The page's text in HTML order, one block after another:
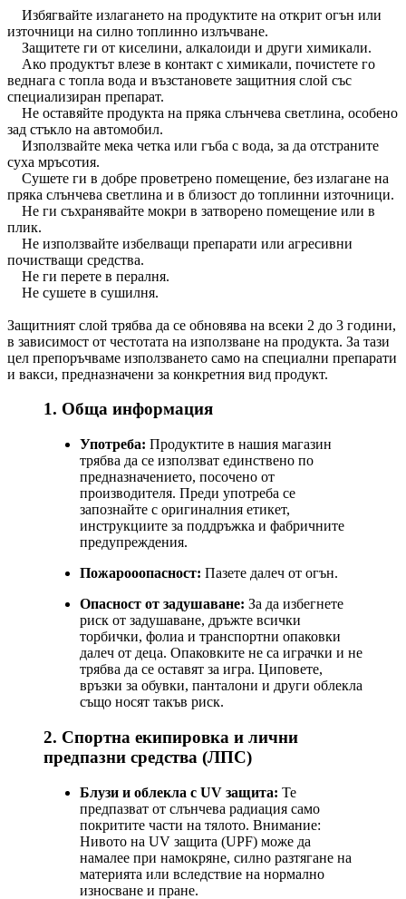
Избягвайте излагането на продуктите на открит огън или
източници на силно топлинно излъчване.
Защитете ги от киселини, алкалоиди и други химикали.
Ако продуктът влезе в контакт с химикали, почистете го
веднага с топла вода и възстановете защитния слой със
специализиран препарат.
Не оставяйте продукта на пряка слънчева светлина, особено
зад стъкло на автомобил.
Използвайте мека четка или гъба с вода, за да отстраните
суха мръсотия.
Сушете ги в добре проветрено помещение, без излагане на
пряка слънчева светлина и в близост до топлинни източници.
Не ги съхранявайте мокри в затворено помещение или в
плик.
Не използвайте избелващи препарати или агресивни
почистващи средства.
Не ги перете в пералня.
Не сушете в сушилня.
Защитният слой трябва да се обновява на всеки 2 до 3 години,
в зависимост от честотата на използване на продукта. За тази
цел препоръчваме използването само на специални препарати
и вакси, предназначени за конкретния вид продукт.
1. Обща информация
Употреба: Продуктите в нашия магазин
трябва да се използват единствено по
предназначението, посочено от
производителя. Преди употреба се
запознайте с оригиналния етикет,
инструкциите за поддръжка и фабричните
предупреждения.
Пожарооопасност: Пазете далеч от огън.
Опасност от задушаване: За да избегнете
риск от задушаване, дръжте всички
торбички, фолиа и транспортни опаковки
далеч от деца. Опаковките не са играчки и не
трябва да се оставят за игра. Циповете,
връзки за обувки, панталони и други облекла
също носят такъв риск.
2. Спортна екипировка и лични
предпазни средства (ЛПС)
Блузи и облекла с UV защита: Те
предпазват от слънчева радиация само
покритите части на тялото. Внимание:
Нивото на UV защита (UPF) може да
намалее при намокряне, силно разтягане на
материята или вследствие на нормално
износване и пране.